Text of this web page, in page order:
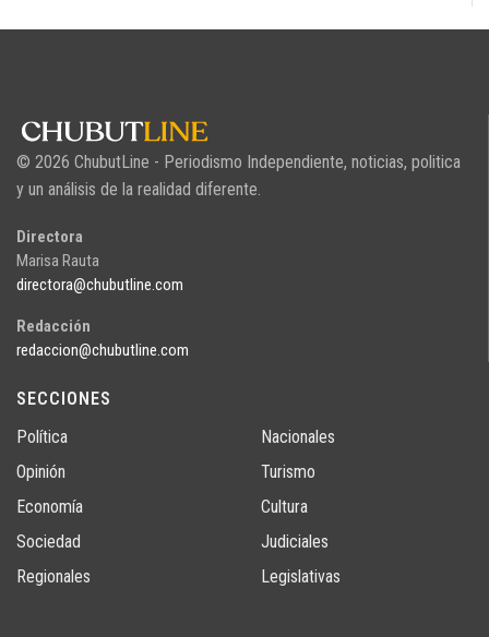
© 2026 ChubutLine - Periodismo Independiente, noticias, politica
y un análisis de la realidad diferente.
Directora
Marisa Rauta
directora@chubutline.com
Redacción
redaccion@chubutline.com
SECCIONES
Política
Opinión
Economía
Sociedad
Regionales
Nacionales
Turismo
Cultura
Judiciales
Legislativas